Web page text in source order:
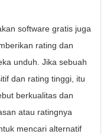
software gratis juga
rating dan
unduh. Jika sebuah
dan rating tinggi, itu
berkualitas dan
atau ratingnya
mencari alternatif